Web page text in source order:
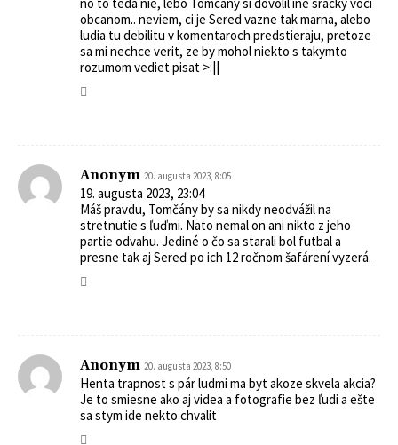
obcanom.. neviem, ci je Sered vazne tak marna, alebo
ludia tu debilitu v komentaroch predstieraju, pretoze
sa mi nechce verit, ze by mohol niekto s takymto
rozumom vediet pisat >:||
Anonym 20. augusta 2023, 8:05
19. augusta 2023, 23:04
Máš pravdu, Tomčány by sa nikdy neodvážil na
stretnutie s ľuďmi. Nato nemal on ani nikto z jeho
partie odvahu. Jediné o čo sa starali bol futbal a
presne tak aj Sereď po ich 12 ročnom šafárení vyzerá.
Anonym 20. augusta 2023, 8:50
Henta trapnost s pár ludmi ma byt akoze skvela akcia?
Je to smiesne ako aj videa a fotografie bez ľudi a ešte
sa stym ide nekto chvalit